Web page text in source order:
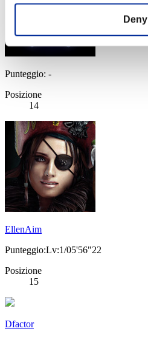
Deny
Punteggio: -
Posizione
14
EllenAim
Punteggio:Lv:1/05'56"22
Posizione
15
Dfactor